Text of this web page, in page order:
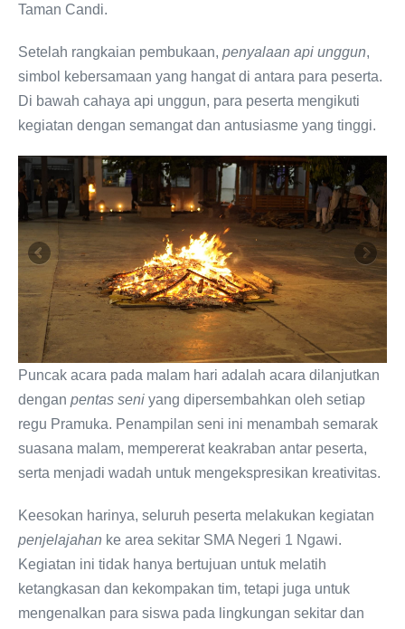
Taman Candi.
Setelah rangkaian pembukaan, penyalaan api unggun,
simbol kebersamaan yang hangat di antara para peserta.
Di bawah cahaya api unggun, para peserta mengikuti
kegiatan dengan semangat dan antusiasme yang tinggi.
Puncak acara pada malam hari adalah acara dilanjutkan
dengan pentas seni yang dipersembahkan oleh setiap
regu Pramuka. Penampilan seni ini menambah semarak
suasana malam, mempererat keakraban antar peserta,
serta menjadi wadah untuk mengekspresikan kreativitas.
Keesokan harinya, seluruh peserta melakukan kegiatan
penjelajahan ke area sekitar SMA Negeri 1 Ngawi.
Kegiatan ini tidak hanya bertujuan untuk melatih
ketangkasan dan kekompakan tim, tetapi juga untuk
mengenalkan para siswa pada lingkungan sekitar dan